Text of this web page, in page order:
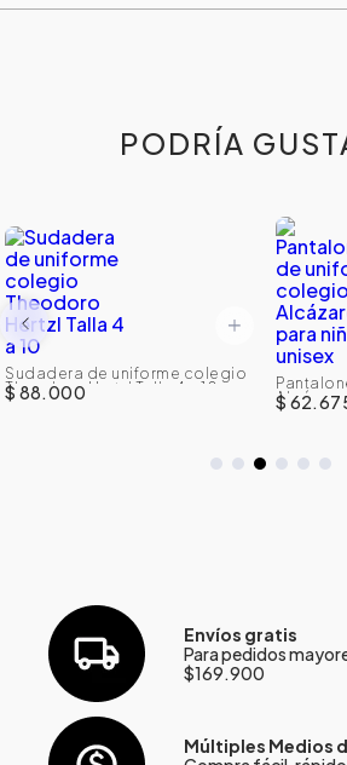
PODRÍA
Sudadera de uniforme colegio
Theodoro Hertzl Talla 4 a 10
$ 88.000 $
Envíos gratis
Para pedidos
$169.900
Múltiples Medios